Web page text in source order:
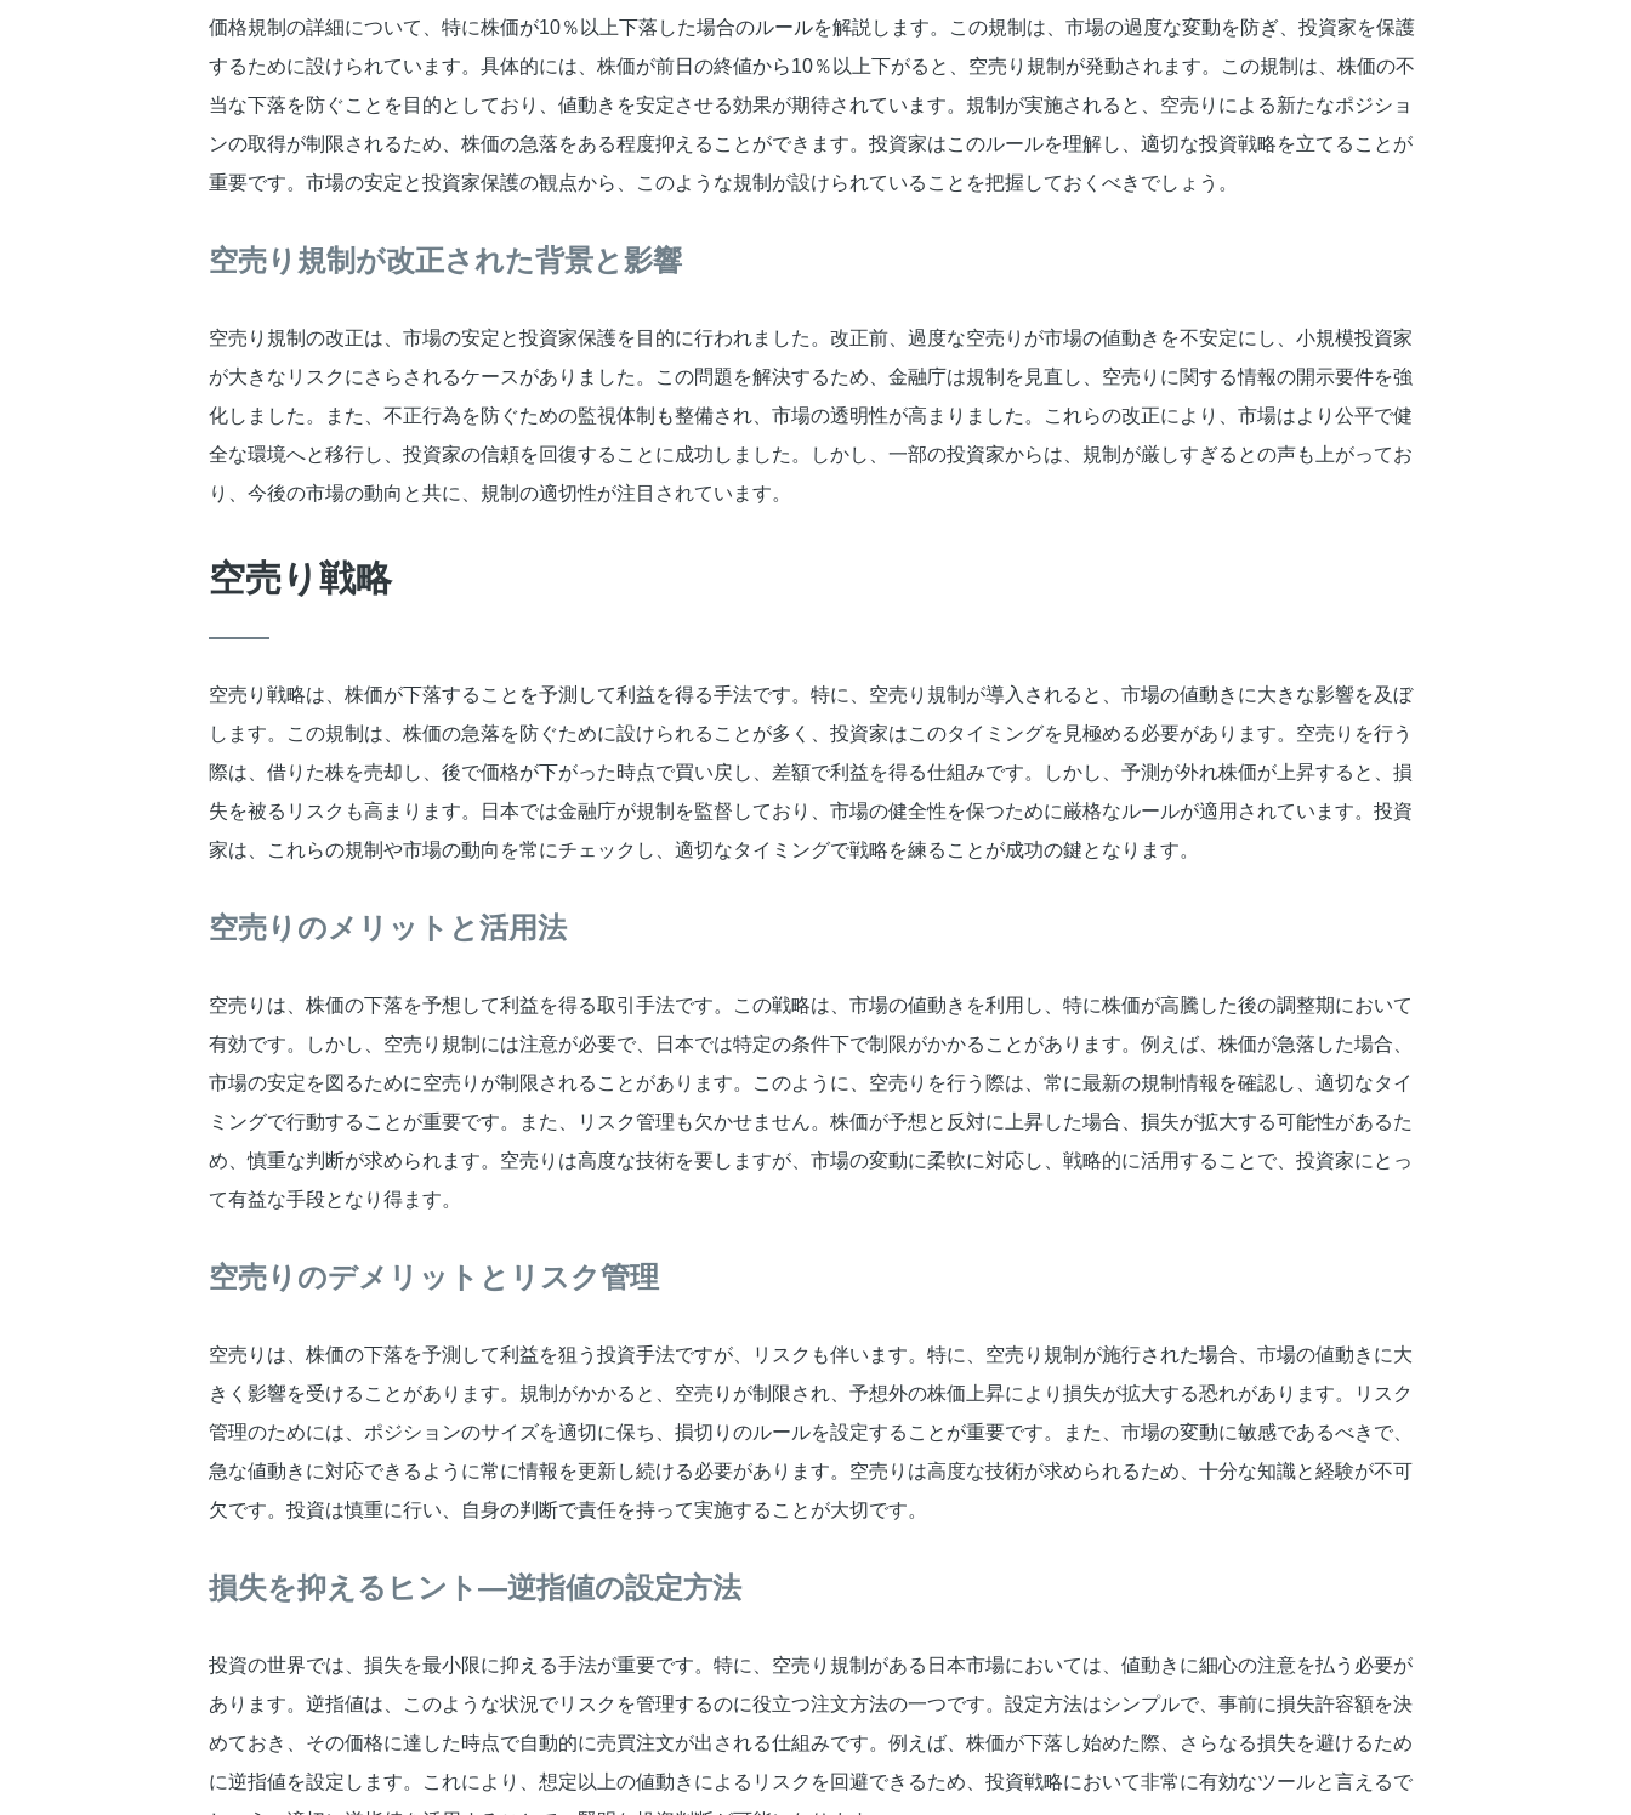
価格規制の詳細について、特に株価が10％以上下落した場合のルールを解説します。この規制は、市場の過度な変動を防ぎ、投資家を保護
するために設けられています。具体的には、株価が前日の終値から10％以上下がると、空売り規制が発動されます。この規制は、株価の不
当な下落を防ぐことを目的としており、値動きを安定させる効果が期待されています。規制が実施されると、空売りによる新たなポジショ
ンの取得が制限されるため、株価の急落をある程度抑えることができます。投資家はこのルールを理解し、適切な投資戦略を立てることが
重要です。市場の安定と投資家保護の観点から、このような規制が設けられていることを把握しておくべきでしょう。
空売り規制が改正された背景と影響
空売り規制の改正は、市場の安定と投資家保護を目的に行われました。改正前、過度な空売りが市場の値動きを不安定にし、小規模投資家
が大きなリスクにさらされるケースがありました。この問題を解決するため、金融庁は規制を見直し、空売りに関する情報の開示要件を強
化しました。また、不正行為を防ぐための監視体制も整備され、市場の透明性が高まりました。これらの改正により、市場はより公平で健
全な環境へと移行し、投資家の信頼を回復することに成功しました。しかし、一部の投資家からは、規制が厳しすぎるとの声も上がってお
り、今後の市場の動向と共に、規制の適切性が注目されています。
空売り戦略
空売り戦略は、株価が下落することを予測して利益を得る手法です。特に、空売り規制が導入されると、市場の値動きに大きな影響を及ぼ
します。この規制は、株価の急落を防ぐために設けられることが多く、投資家はこのタイミングを見極める必要があります。空売りを行う
際は、借りた株を売却し、後で価格が下がった時点で買い戻し、差額で利益を得る仕組みです。しかし、予測が外れ株価が上昇すると、損
失を被るリスクも高まります。日本では金融庁が規制を監督しており、市場の健全性を保つために厳格なルールが適用されています。投資
家は、これらの規制や市場の動向を常にチェックし、適切なタイミングで戦略を練ることが成功の鍵となります。
空売りのメリットと活用法
空売りは、株価の下落を予想して利益を得る取引手法です。この戦略は、市場の値動きを利用し、特に株価が高騰した後の調整期において
有効です。しかし、空売り規制には注意が必要で、日本では特定の条件下で制限がかかることがあります。例えば、株価が急落した場合、
市場の安定を図るために空売りが制限されることがあります。このように、空売りを行う際は、常に最新の規制情報を確認し、適切なタイ
ミングで行動することが重要です。また、リスク管理も欠かせません。株価が予想と反対に上昇した場合、損失が拡大する可能性があるた
め、慎重な判断が求められます。空売りは高度な技術を要しますが、市場の変動に柔軟に対応し、戦略的に活用することで、投資家にとっ
て有益な手段となり得ます。
空売りのデメリットとリスク管理
空売りは、株価の下落を予測して利益を狙う投資手法ですが、リスクも伴います。特に、空売り規制が施行された場合、市場の値動きに大
きく影響を受けることがあります。規制がかかると、空売りが制限され、予想外の株価上昇により損失が拡大する恐れがあります。リスク
管理のためには、ポジションのサイズを適切に保ち、損切りのルールを設定することが重要です。また、市場の変動に敏感であるべきで、
急な値動きに対応できるように常に情報を更新し続ける必要があります。空売りは高度な技術が求められるため、十分な知識と経験が不可
欠です。投資は慎重に行い、自身の判断で責任を持って実施することが大切です。
損失を抑えるヒント—逆指値の設定方法
投資の世界では、損失を最小限に抑える手法が重要です。特に、空売り規制がある日本市場においては、値動きに細心の注意を払う必要が
あります。逆指値は、このような状況でリスクを管理するのに役立つ注文方法の一つです。設定方法はシンプルで、事前に損失許容額を決
めておき、その価格に達した時点で自動的に売買注文が出される仕組みです。例えば、株価が下落し始めた際、さらなる損失を避けるため
に逆指値を設定します。これにより、想定以上の値動きによるリスクを回避できるため、投資戦略において非常に有効なツールと言えるで